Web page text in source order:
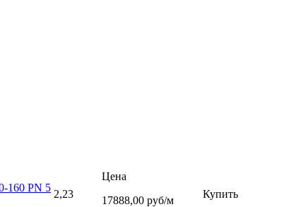
160 PN 5
2,23
Цена
17888,00 руб/м
Купить